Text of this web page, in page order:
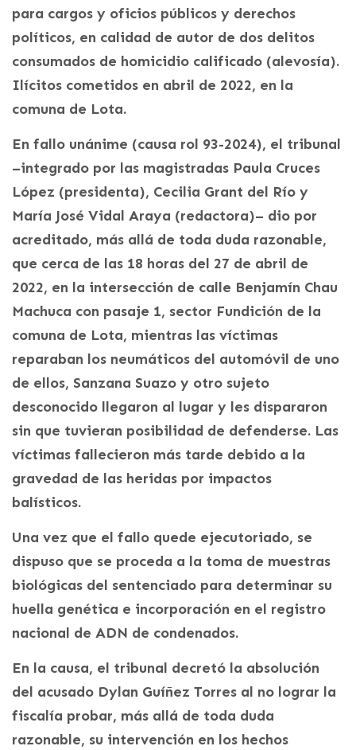
para cargos y oficios públicos y derechos
políticos, en calidad de autor de dos delitos
consumados de homicidio calificado (alevosía).
Ilícitos cometidos en abril de 2022, en la
comuna de Lota.
En fallo unánime (causa rol 93-2024), el tribunal
–integrado por las magistradas Paula Cruces
López (presidenta), Cecilia Grant del Río y
María José Vidal Araya (redactora)– dio por
acreditado, más allá de toda duda razonable,
que cerca de las 18 horas del 27 de abril de
2022, en la intersección de calle Benjamín Chau
Machuca con pasaje 1, sector Fundición de la
comuna de Lota, mientras las víctimas
reparaban los neumáticos del automóvil de uno
de ellos, Sanzana Suazo y otro sujeto
desconocido llegaron al lugar y les dispararon
sin que tuvieran posibilidad de defenderse. Las
víctimas fallecieron más tarde debido a la
gravedad de las heridas por impactos
balísticos.
Una vez que el fallo quede ejecutoriado, se
dispuso que se proceda a la toma de muestras
biológicas del sentenciado para determinar su
huella genética e incorporación en el registro
nacional de ADN de condenados.
En la causa, el tribunal decretó la absolución
del acusado Dylan Guíñez Torres al no lograr la
fiscalía probar, más allá de toda duda
razonable, su intervención en los hechos